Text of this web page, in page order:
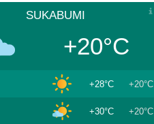
SUKABUMI
+20°C
+28°C +20°C
+30°C +20°C